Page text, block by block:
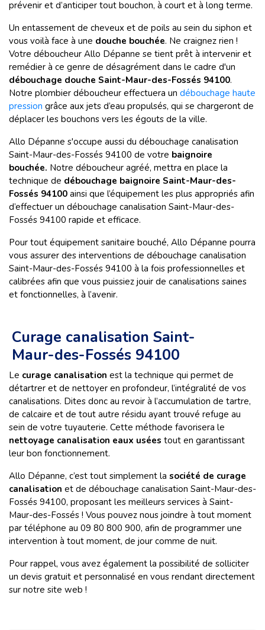
prévenir et d’anticiper tout bouchon, à court et à long terme.
Un entassement de cheveux et de poils au sein du siphon et
vous voilà face à une douche bouchée. Ne craignez rien !
Votre déboucheur Allo Dépanne se tient prêt à intervenir et
remédier à ce genre de désagrément dans le cadre d'un
débouchage douche Saint-Maur-des-Fossés 94100.
Notre plombier déboucheur effectuera un débouchage haute
pression grâce aux jets d’eau propulsés, qui se chargeront de
déplacer les bouchons vers les égouts de la ville.
Allo Dépanne s'occupe aussi du débouchage canalisation
Saint-Maur-des-Fossés 94100 de votre baignoire
bouchée. Notre déboucheur agréé, mettra en place la
technique de débouchage baignoire Saint-Maur-des-
Fossés 94100 ainsi que l’équipement les plus appropriés afin
d’effectuer un débouchage canalisation Saint-Maur-des-
Fossés 94100 rapide et efficace.
Pour tout équipement sanitaire bouché, Allo Dépanne pourra
vous assurer des interventions de débouchage canalisation
Saint-Maur-des-Fossés 94100 à la fois professionnelles et
calibrées afin que vous puissiez jouir de canalisations saines
et fonctionnelles, à l’avenir.
Curage canalisation Saint-
Maur-des-Fossés 94100
Le curage canalisation est la technique qui permet de
détartrer et de nettoyer en profondeur, l’intégralité de vos
canalisations. Dites donc au revoir à l’accumulation de tartre,
de calcaire et de tout autre résidu ayant trouvé refuge au
sein de votre tuyauterie. Cette méthode favorisera le
nettoyage canalisation eaux usées tout en garantissant
leur bon fonctionnement.
Allo Dépanne, c’est tout simplement la société de curage
canalisation et de débouchage canalisation Saint-Maur-des-
Fossés 94100, proposant les meilleurs services à Saint-
Maur-des-Fossés ! Vous pouvez nous joindre à tout moment
par téléphone au 09 80 800 900, afin de programmer une
intervention à tout moment, de jour comme de nuit.
Pour rappel, vous avez également la possibilité de solliciter
un devis gratuit et personnalisé en vous rendant directement
sur notre site web !